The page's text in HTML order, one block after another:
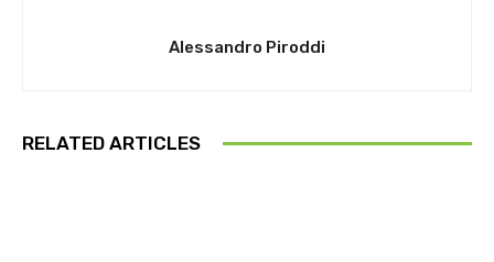
Alessandro Piroddi
RELATED ARTICLES